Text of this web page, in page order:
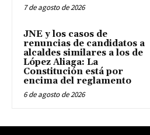
7 de agosto de 2026
JNE y los casos de
renuncias de candidatos a
alcaldes similares a los de
López Aliaga: La
Constitución está por
encima del reglamento
6 de agosto de 2026